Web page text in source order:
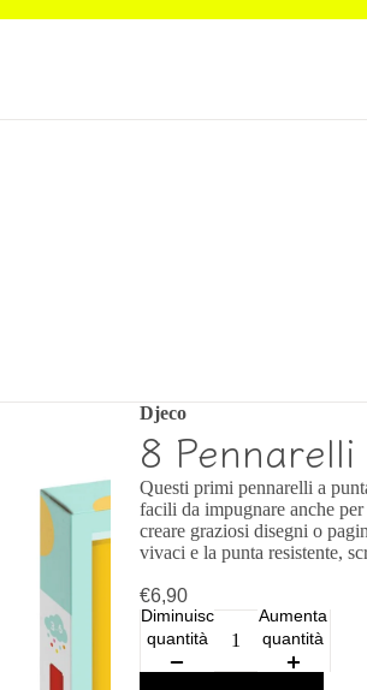
Djeco
8 Pennarelli
Questi primi pennarelli a
facili da impugnare anche
creare graziosi disegni o
vivaci e la punta resistente,
€6,90
Diminuisci
quantità
Aumenta
quantità